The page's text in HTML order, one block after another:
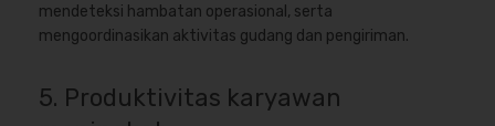
mendeteksi hambatan operasional, serta
mengoordinasikan aktivitas gudang dan pengiriman.
5. Produktivitas karyawan